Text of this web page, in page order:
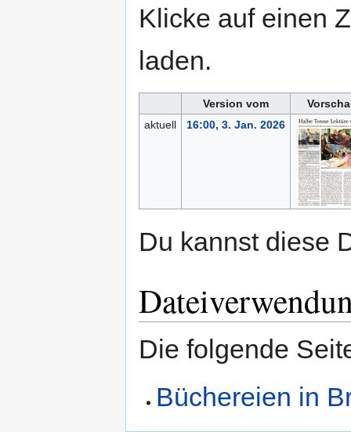
Klicke auf einen
laden.
Version vom
aktuell
16:00, 3. Jan. 2026
Du kannst diese
Die folgende
Büchereien in